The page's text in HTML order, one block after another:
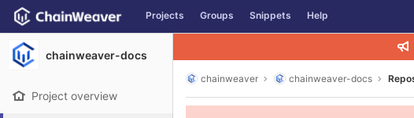
Skip to content
GitLab Projects Groups Snippets Help
chainweaver-docs
Project overview
chainweaver chainweaver-docs